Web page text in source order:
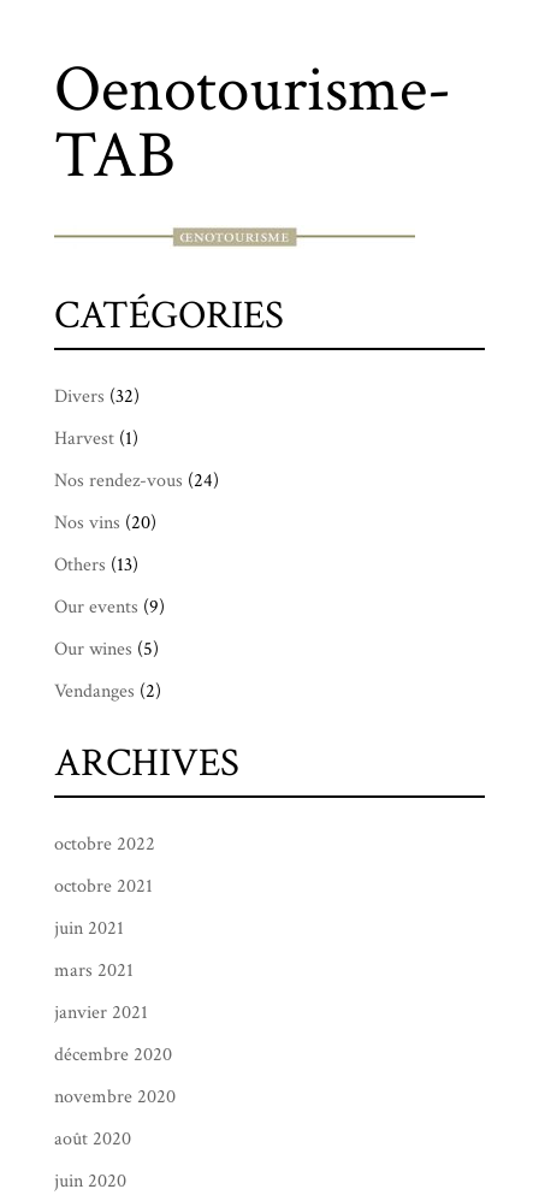
Oenotourisme-
TAB
CATÉGORIES
Divers (32)
Harvest(1)
Nos rendez-vous (24)
Nos vins (20)
Others (13)
Our events (9)
Our wines (5)
Vendanges (2)
ARCHIVES
octobre 2022
octobre 2021
juin 2021
mars 2021
janvier 2021
décembre 2020
novembre 2020
août 2020
juin 2020